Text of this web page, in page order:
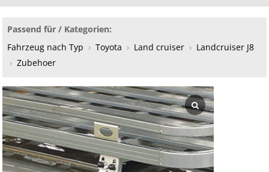
Passend für / Kategorien:
Fahrzeug nach Typ › Toyota › Land cruiser › Landcruiser J8
› Zubehoer